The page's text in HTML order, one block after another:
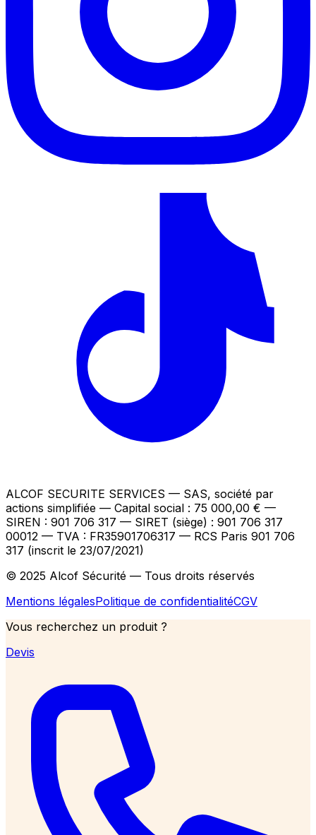
ALCOF SECURITE SERVICES — SAS, société par
actions simplifiée — Capital social : 75 000,00 € —
SIREN : 901 706 317 — SIRET (siège) : 901 706 317
00012 — TVA : FR35901706317 — RCS Paris 901 706
317 (inscrit le 23/07/2021)
© 2025 Alcof Sécurité — Tous droits réservés
Mentions légalesPolitique de confidentialitéCGV
Vous recherchez un produit ?
Devis